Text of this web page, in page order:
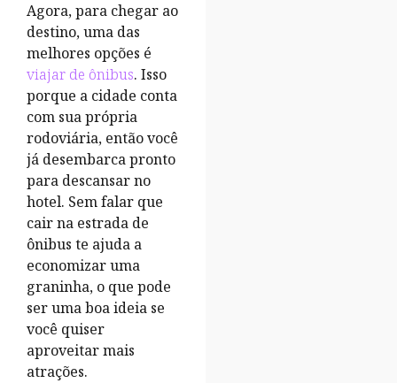
Agora, para chegar ao
destino, uma das
melhores opções é
viajar de ônibus. Isso
porque a cidade conta
com sua própria
rodoviária, então você
já desembarca pronto
para descansar no
hotel. Sem falar que
cair na estrada de
ônibus te ajuda a
economizar uma
graninha, o que pode
ser uma boa ideia se
você quiser
aproveitar mais
atrações.